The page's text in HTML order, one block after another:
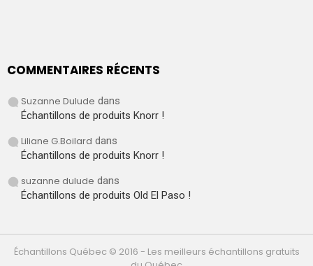
COMMENTAIRES RÉCENTS
Suzanne Dulude dans
Échantillons de produits Knorr !
Liliane G.Boilard dans
Échantillons de produits Knorr !
suzanne dulude dans
Échantillons de produits Old El Paso !
Échantillons Québec © 2016 - Les meilleurs échantillons gratuits